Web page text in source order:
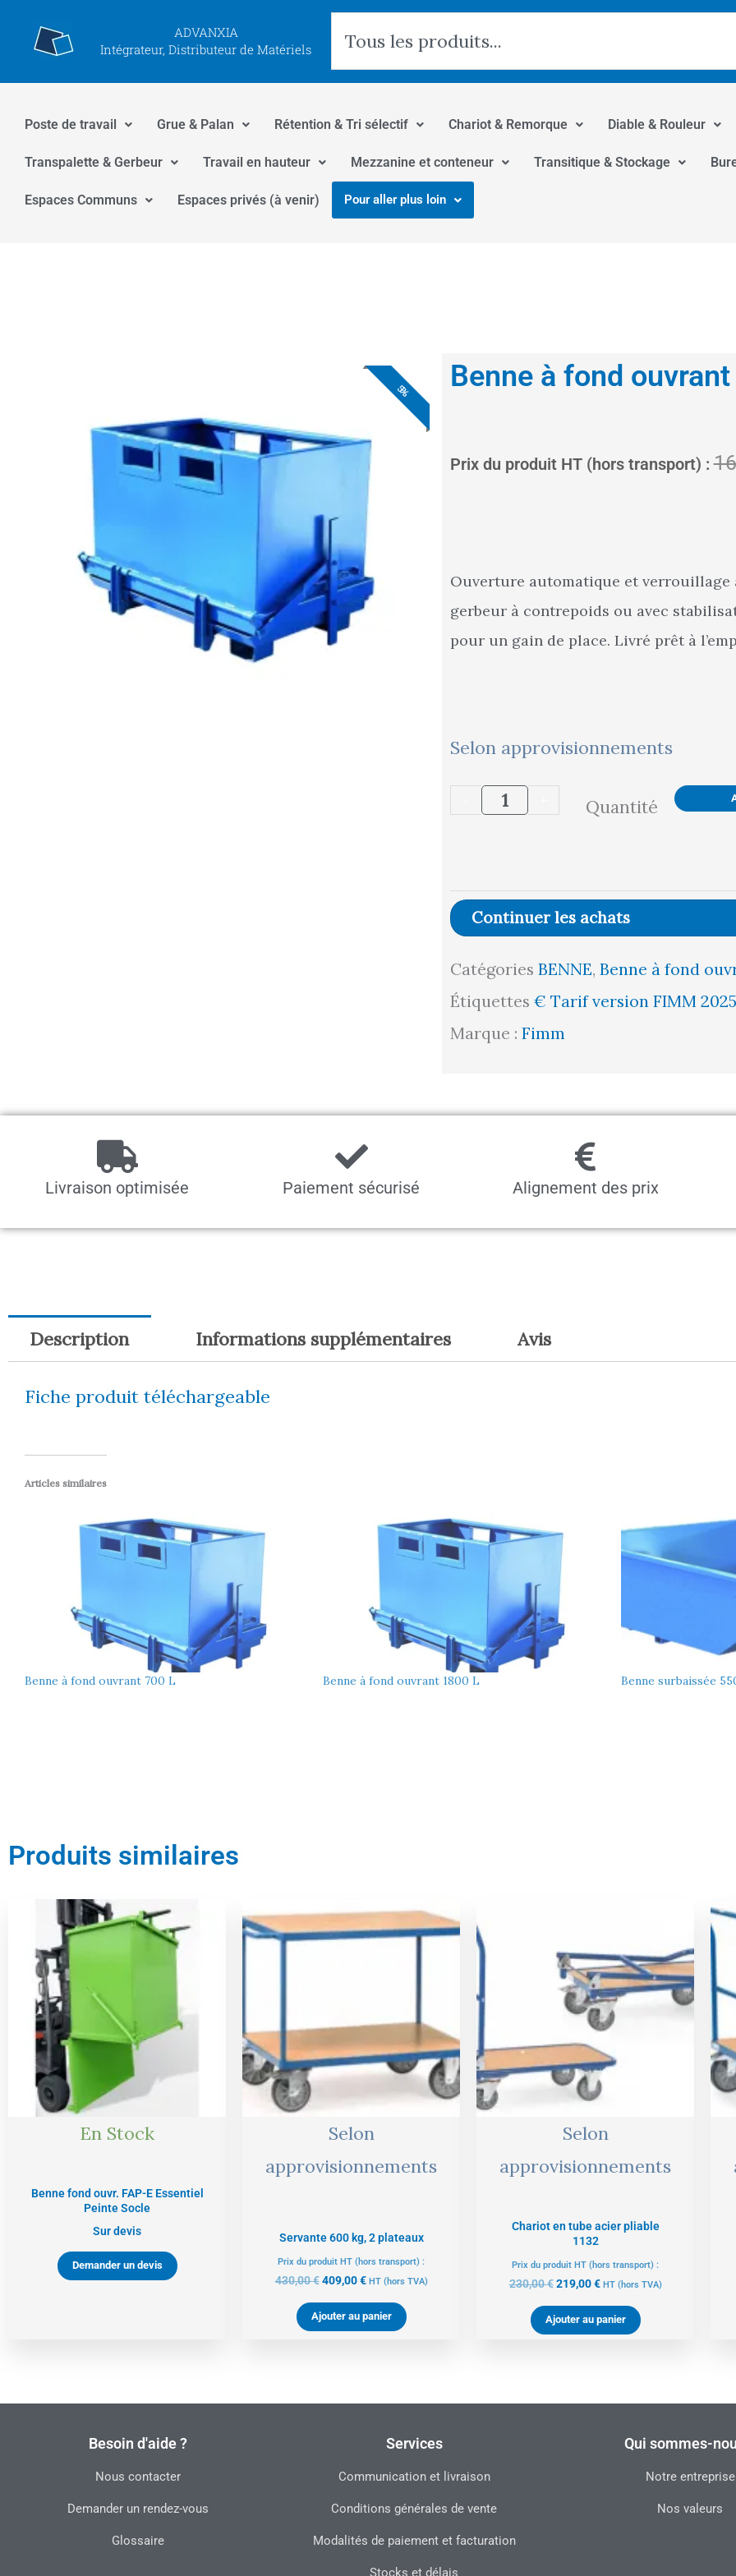
contenu
ADVANXIA
Intégrateur, Distributeur de Matériels
Poste de travail Grue & Palan Rétention & Tri sélectif Chariot & Remorque Diable & Rouleur
Transpalette & Gerbeur Travail en hauteur Mezzanine et conteneur Transitique & Stockage
Espaces Communs Espaces privés (à venir) Pour aller plus loin
5%
5%
5%
5%
5%
5% Benne à fond
Prix du produit HT (hors transport) :
Ouverture automatique et verrouillage
gerbeur à contrepoids ou avec
pour un gain de place. Livré prêt à
Selon approvisionnements
quantité
de
Benne
ouvrant
1000
L
Quantité
Continuer les achats
Catégories BENNE, Benne à fond
Étiquettes € Tarif version FIMM 2025
Marque : Fimm
Livraison optimisée Paiement sécurisé Alignement des prix
Description Informations supplémentaires Avis
Fiche produit téléchargeable
Articles similaires
Benne à fond ouvrant 700 L Benne à fond ouvrant 1800 L Benne surbaissée
Produits similaires
En Stock
Benne fond ouvr. FAP-E Essentiel
Peinte Socle
Sur devis
Demander un devis
Selon
approvisionnements
Servante 600 kg, 2 plateaux
Prix du produit HT (hors transport) :
430,00€
prix
initial
409,00€
prix
actuel
HT (hors TVA)
Ajouter au panier
Selon
approvisionnements
Chariot en tube acier pliable
1132
Prix du produit HT (hors transport) :
230,00€
était :
230,00 €.
219,00€
est :
219,00 €.
HT (hors TVA)
Ajouter au panier
Besoin d'aide ?
Nous contacter
Demander un rendez-vous
Glossaire
Services
Communication et livraison
Conditions générales de vente
Modalités de paiement et facturation
Stocks et délais
Qui sommes-
Notre entreprise
Nos valeurs